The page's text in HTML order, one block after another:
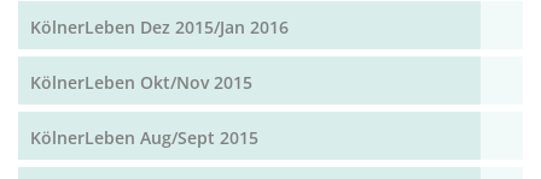
KölnerLeben Dez 2015/Jan 2016
KölnerLeben Okt/Nov 2015
KölnerLeben Aug/Sept 2015